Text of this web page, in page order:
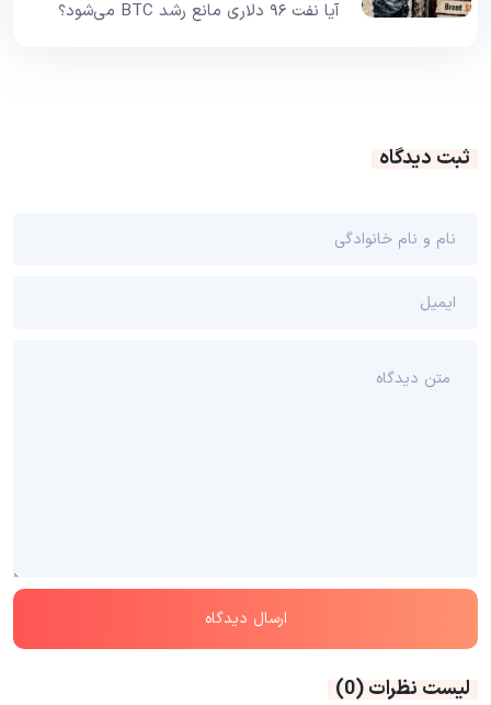
آیا نفت ۹۶ دلاری مانع رشد BTC می‌شود؟
ثبت دیدگاه
لیست نظرات(0)